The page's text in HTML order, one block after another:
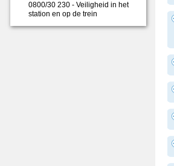
0800/30 230 - Veiligheid in het
station en op de trein